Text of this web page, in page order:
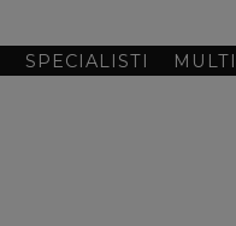
SPECIALISTI